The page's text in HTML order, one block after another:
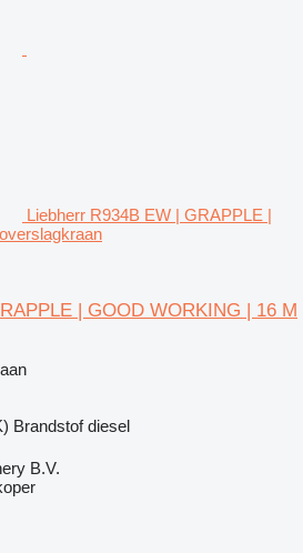
Liebherr R934B EW | GRAPPLE |
| GOOD WORKING | 16 M
Brandstof diesel
B.V.